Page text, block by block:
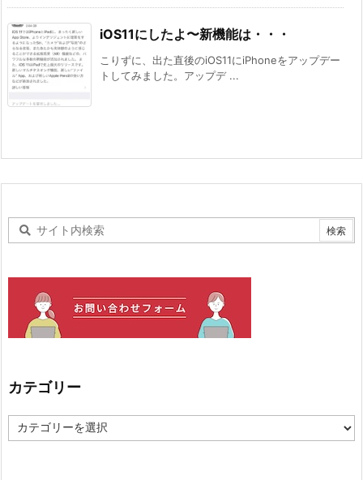
iOS11にしたよ〜新機能は・・・
こりずに、出た直後のiOS11にiPhoneをアップデー
トしてみました。アップデ ...
カテゴリー
テ